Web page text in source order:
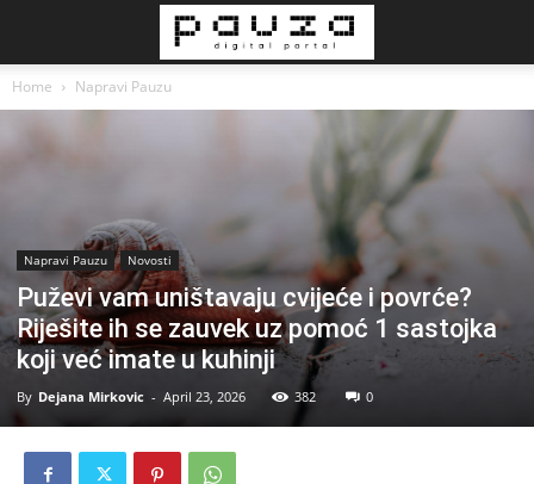
Home Napravi Pauzu
Napravi Pauzu Novosti
Puževi vam uništavaju cvijeće i povrće?
Riješite ih se zauvek uz pomoć 1 sastojka
koji već imate u kuhinji
By Dejana Mirkovic - April 23, 2026 382 0